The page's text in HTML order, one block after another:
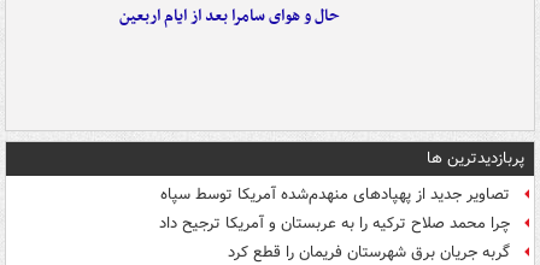
حال و هوای سامرا بعد از ایام اربعین
پربازدیدترین ها
تصاویر جدید از پهپادهای منهدم‌شده آمریکا توسط سپاه
چرا محمد صلاح ترکیه را به عربستان و آمریکا ترجیح داد
گربه جریان برق شهرستان فریمان را قطع کرد